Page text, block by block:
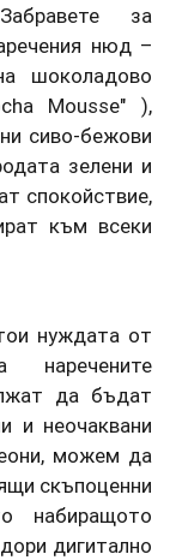
за
нюд –
шоколадово
Mousse" ),
сиво-бежови
зелени и
спокойствие,
към всеки
нуждата от
да бъдат
и неочаквани
можем да
скъпоценни
набиращото
дигитално